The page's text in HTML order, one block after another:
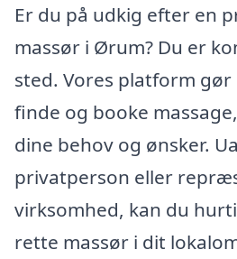
Er du på udkig efter en
massør i Ørum? Du er
sted. Vores platform
finde og booke
dine behov og ønsker.
privatperson eller
virksomhed, kan du
rette massør i dit